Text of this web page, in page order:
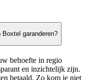
garanderen?
behoefte in regio
en inzichtelijk zijn.
betaald. Zo kom je niet